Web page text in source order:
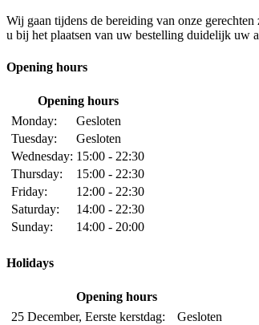
Wij gaan tijdens de bereiding van onze
u bij het plaatsen van uw bestelling duidelijk uw
Opening hours
Opening hours
Monday:
Gesloten
Tuesday:
Gesloten
Wednesday: 15:00 - 22:30
Thursday:
15:00 - 22:30
Friday:
12:00 - 22:30
Saturday:
14:00 - 22:30
Sunday:
14:00 - 20:00
Holidays
Opening hours
25 December, Eerste kerstdag:
Gesloten